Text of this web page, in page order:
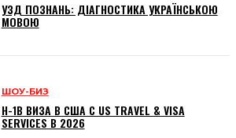
УЗД ПОЗНАНЬ: ДІАГНОСТИКА УКРАЇНСЬКОЮ
МОВОЮ
ШОУ-БИЗ
H-1B ВИЗА В США С US TRAVEL & VISA
SERVICES В 2026